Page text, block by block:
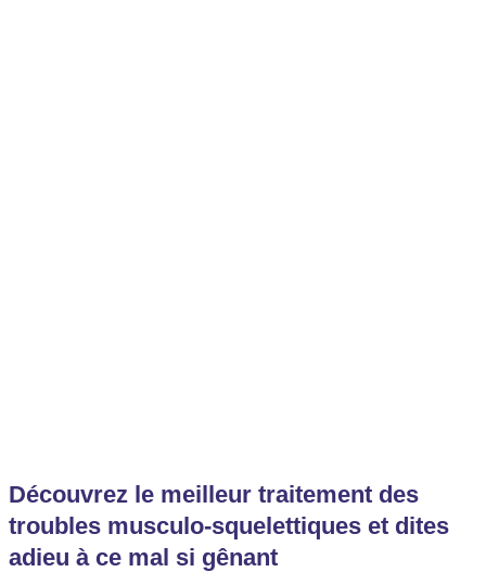
Découvrez le meilleur traitement des
troubles musculo-squelettiques et dites
adieu à ce mal si gênant